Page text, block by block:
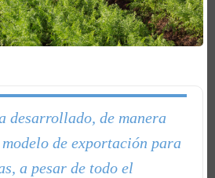
desarrollado, de manera
de exportación para
a pesar de todo el